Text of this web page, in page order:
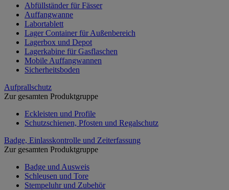
Abfüllständer für Fässer
Auffangwanne
Labortablett
Lager Container für Außenbereich
Lagerbox und Depot
Lagerkabine für Gasflaschen
Mobile Auffangwannen
Sicherheitsboden
Aufprallschutz
Zur gesamten Produktgruppe
Eckleisten und Profile
Schutzschienen, Pfosten und Regalschutz
Badge, Einlasskontrolle und Zeiterfassung
Zur gesamten Produktgruppe
Badge und Ausweis
Schleusen und Tore
Stempeluhr und Zubehör